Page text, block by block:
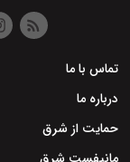
تماس با ما
درباره ما
حمایت از شرق